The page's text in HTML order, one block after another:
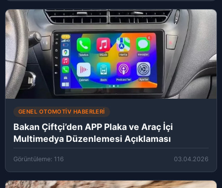
GENEL OTOMOTIV HABERLERI
Bakan Çiftçi’den APP Plaka ve Araç İçi
Multimedya Düzenlemesi Açıklaması
Görüntüleme: 116 03.04.2026